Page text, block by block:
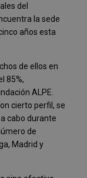
del
la sede
años esta
de ellos en
85%,
ALPE.
cierto perfil, se
cabo durante
de
Madrid y